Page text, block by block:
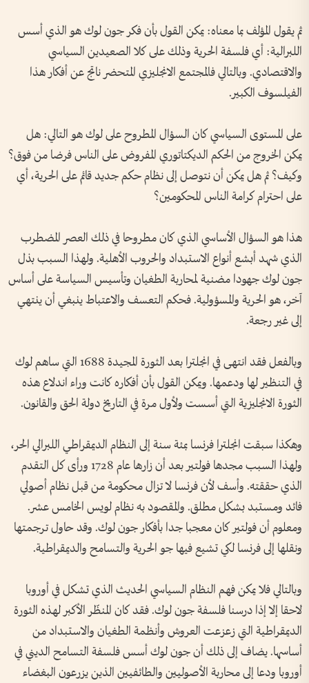
ثم يقول المؤلف بما معناه: يمكن القول بأن فكر جون لوك هو الذي أسس
اللبرالية: أي فلسفة الحرية وذلك على كلا الصعيدين السياسي
والاقتصادي. وبالتالي فالمجتمع الانجليزي المتحضر ناتج عن أفكار هذا
الفيلسوف الكبير.
على المستوى السياسي كان السؤال المطروح على لوك هو التالي: هل
يمكن الخروج من الحكم الديكتاتوري المفروض على الناس فرضا من فوق؟
وكيف؟ ثم هل يمكن أن نتوصل إلى نظام حكم جديد قائم على الحرية، أي
على احترام كرامة الناس المحكومين؟
هذا هو السؤال الأساسي الذي كان مطروحا في ذلك العصر المضطرب
الذي شهد أبشع أنواع الاستبداد والحروب الأهلية. ولهذا السبب بذل
جون لوك جهودا مضنية لمحاربة الطغيان وتأسيس السياسة على أساس
آخر، هو الحرية والمسؤولية. فحكم التعسف والاعتباط ينبغي أن ينتهي
إلى غير رجعة.
وبالفعل فقد انتهى في انجلترا بعد الثورة المجيدة 1688 التي ساهم لوك
في التنظير لها ودعمها. ويمكن القول بأن أفكاره كانت وراء اندلاع هذه
الثورة الانجليزية التي أسست ولأول مرة في التاريخ دولة الحق والقانون.
وهكذا سبقت انجلترا فرنسا بمئة سنة إلى النظام الديمقراطي اللبرالي الحر،
ولهذا السبب مجدها فولتير بعد أن زارها عام 1728 ورأى كل التقدم
الذي حققته. وأسف لأن فرنسا لا تزال محكومة من قبل نظام أصولي
فائد ومستبد بشكل مطلق. والمقصود به نظام لويس الخامس عشر.
ومعلوم أن فولتير كان معجبا جدا بأفكار جون لوك. وقد حاول ترجمتها
ونقلها إلى فرنسا لكي تشيع فيها جو الحرية والتسامح والديمقراطية.
وبالتالي فلا يمكن فهم النظام السياسي الحديث الذي تشكل في أوروبا
لاحقا إلا إذا درسنا فلسفة جون لوك. فقد كان المنظّر الأكبر لهذه الثورة
الديمقراطية التي زعزعت العروش وأنظمة الطغيان والاستبداد من
أساسها. يضاف إلى ذلك أن جون لوك أسس فلسفة التسامح الديني في
أوروبا ودعا إلى محاربة الأصوليين والطائفيين الذين يزرعون البغضاء